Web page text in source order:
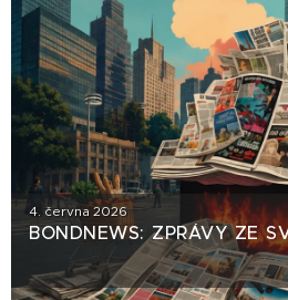
4. června 2026
BONDNEWS: ZPRÁVY ZE